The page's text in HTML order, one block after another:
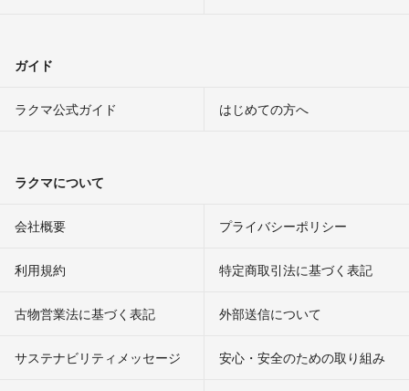
ガイド
ラクマ公式ガイド はじめての方へ
ラクマについて
会社概要 プライバシーポリシー
利用規約 特定商取引法に基づく表記
古物営業法に基づく表記 外部送信について
サステナビリティメッセージ 安心・安全のための取り組み